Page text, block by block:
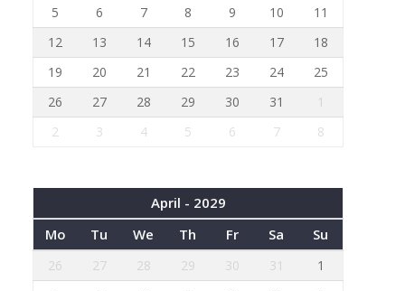
5
6 7 8 9 10
11
12
13 14 15 16 17
18
19
20 21 22 23 24
25
26
27 28 29 30 31
1
2
3 4 5 6 7 8
April - 2029
Mo
Tu We Th Fr Sa Su
26 27 28 29 30 31
1